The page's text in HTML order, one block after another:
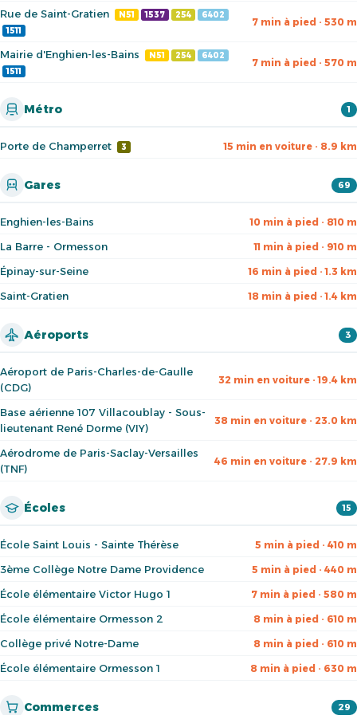
Rue de Saint-Gratien N51 1537 254
6402
1511
7 min à pied · 530 m
Mairie d'Enghien-les-Bains N51 254
6402
1511
7 min à pied · 570 m
Métro 1
Porte de Champerret 3 15 min en voiture · 8.9 km
Gares 69
Enghien-les-Bains 10 min à pied · 810 m
La Barre - Ormesson 11 min à pied · 910 m
Épinay-sur-Seine 16 min à pied · 1.3 km
Saint-Gratien 18 min à pied · 1.4 km
Aéroports 3
Aéroport de Paris-Charles-de-Gaulle
(CDG)
32 min en voiture · 19.4 km
Base aérienne 107 Villacoublay - Sous-
lieutenant René Dorme (VIY)
38 min en voiture · 23.0 km
Aérodrome de Paris-Saclay-Versailles
(TNF)
46 min en voiture · 27.9 km
Écoles 15
École Saint Louis - Sainte Thérèse 5 min à pied · 410 m
3ème Collège Notre Dame Providence 5 min à pied · 440 m
École élémentaire Victor Hugo 1 7 min à pied · 580 m
École élémentaire Ormesson 2 8 min à pied · 610 m
Collège privé Notre-Dame 8 min à pied · 610 m
École élémentaire Ormesson 1 8 min à pied · 630 m
Commerces 29